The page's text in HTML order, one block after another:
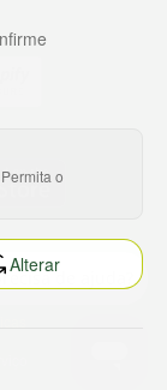
o
Alterar